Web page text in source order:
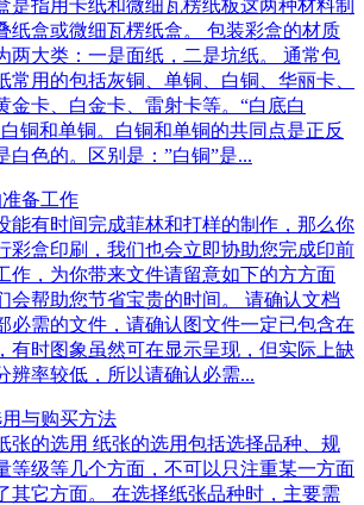
是指用卡纸和微细瓦楞纸板这两种材料制
纸盒或微细瓦楞纸盒。 包装彩盒的材质
两大类：一是面纸，二是坑纸。 通常包
常用的包括灰铜、单铜、白铜、华丽卡、
金卡、白金卡、雷射卡等。“白底白
铜和单铜。白铜和单铜的共同点是正反
白色的。区别是：”白铜”是...
备工作
能有时间完成菲林和打样的制作，那么你
彩盒印刷，我们也会立即协助您完成印前
作，为你带来文件请留意如下的方方面
会帮助您节省宝贵的时间。 请确认文档
必需的文件，请确认图文件一定已包含在
有时图象虽然可在显示呈现，但实际上缺
辨率较低，所以请确认必需...
与购买方法
张的选用 纸张的选用包括选择品种、规
等级等几个方面，不可以只注重某一方面
其它方面。 在选择纸张品种时，主要需